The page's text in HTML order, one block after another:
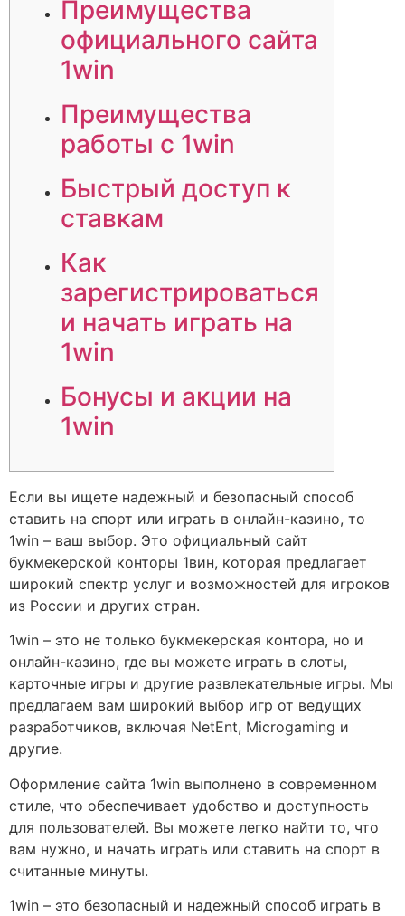
Преимущества
официального сайта
1win
Преимущества
работы с 1win
Быстрый доступ к
ставкам
Как
зарегистрироваться
и начать играть на
1win
Бонусы и акции на
1win
Если вы ищете надежный и безопасный способ
ставить на спорт или играть в онлайн-казино, то
1win – ваш выбор. Это официальный сайт
букмекерской конторы 1вин, которая предлагает
широкий спектр услуг и возможностей для игроков
из России и других стран.
1win – это не только букмекерская контора, но и
онлайн-казино, где вы можете играть в слоты,
карточные игры и другие развлекательные игры. Мы
предлагаем вам широкий выбор игр от ведущих
разработчиков, включая NetEnt, Microgaming и
другие.
Оформление сайта 1win выполнено в современном
стиле, что обеспечивает удобство и доступность
для пользователей. Вы можете легко найти то, что
вам нужно, и начать играть или ставить на спорт в
считанные минуты.
1win – это безопасный и надежный способ играть в